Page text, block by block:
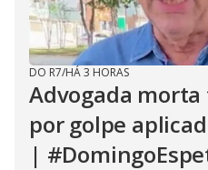
DO R7/HÁ 3 HORAS
Advogada
por golpe
|